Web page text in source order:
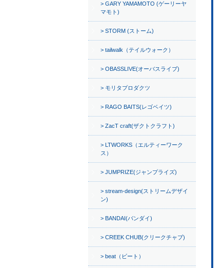
GARY YAMAMOTO (ゲーリーヤ
マモト)
STORM (ストーム)
tailwalk（テイルウォーク）
OBASSLIVE(オーバスライブ)
モリタプロダクツ
RAGO BAITS(レゴベイツ)
ZacT craft(ザクトクラフト)
LTWORKS（エルティーワーク
ス）
JUMPRIZE(ジャンプライズ)
stream-design(ストリームデザイ
ン)
BANDAI(バンダイ)
CREEK CHUB(クリークチャブ)
beat（ビート）